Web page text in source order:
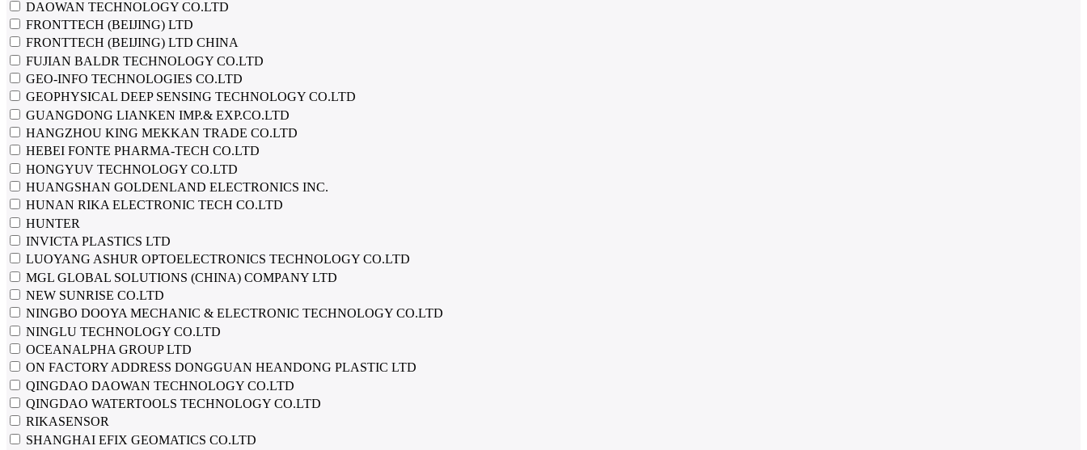
DAOWAN TECHNOLOGY CO.LTD
FRONTTECH (BEIJING) LTD
FRONTTECH (BEIJING) LTD CHINA
FUJIAN BALDR TECHNOLOGY CO.LTD
GEO-INFO TECHNOLOGIES CO.LTD
GEOPHYSICAL DEEP SENSING TECHNOLOGY CO.LTD
GUANGDONG LIANKEN IMP.& EXP.CO.LTD
HANGZHOU KING MEKKAN TRADE CO.LTD
HEBEI FONTE PHARMA-TECH CO.LTD
HONGYUV TECHNOLOGY CO.LTD
HUANGSHAN GOLDENLAND ELECTRONICS INC.
HUNAN RIKA ELECTRONIC TECH CO.LTD
HUNTER
INVICTA PLASTICS LTD
LUOYANG ASHUR OPTOELECTRONICS TECHNOLOGY CO.LTD
MGL GLOBAL SOLUTIONS (CHINA) COMPANY LTD
NEW SUNRISE CO.LTD
NINGBO DOOYA MECHANIC & ELECTRONIC TECHNOLOGY CO.LTD
NINGLU TECHNOLOGY CO.LTD
OCEANALPHA GROUP LTD
ON FACTORY ADDRESS DONGGUAN HEANDONG PLASTIC LTD
QINGDAO DAOWAN TECHNOLOGY CO.LTD
QINGDAO WATERTOOLS TECHNOLOGY CO.LTD
RIKASENSOR
SHANGHAI EFIX GEOMATICS CO.LTD